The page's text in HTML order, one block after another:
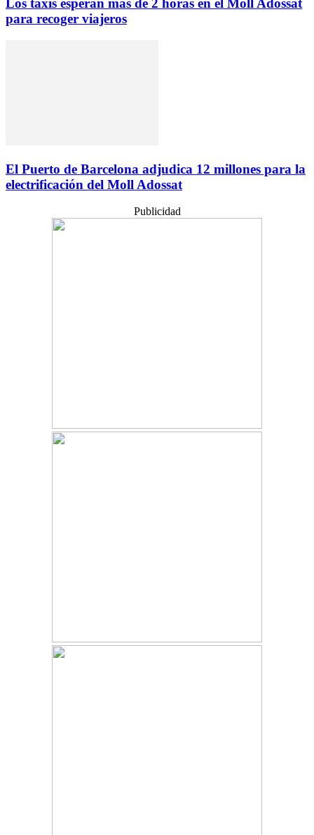
Los taxis esperan más de 2 horas en el Moll Adossat
para recoger viajeros
El Puerto de Barcelona adjudica 12 millones para la
electrificación del Moll Adossat
Publicidad